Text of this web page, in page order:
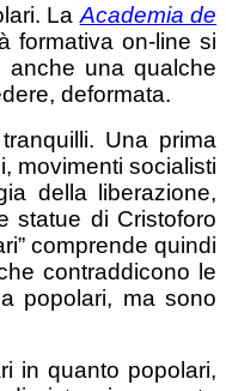
La Academia de
formativa on-line si
anche una qualche
deformata.
Una prima
movimenti socialisti
della liberazione,
statue di Cristoforo
comprende quindi
contraddicono le
popolari, ma sono
in quanto popolari,